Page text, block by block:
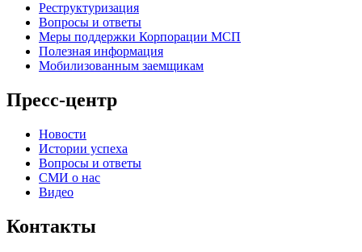
Реструктуризация
Вопросы и ответы
Меры поддержки Корпорации МСП
Полезная информация
Мобилизованным заемщикам
Пресс-центр
Новости
Истории успеха
Вопросы и ответы
СМИ о нас
Видео
Контакты